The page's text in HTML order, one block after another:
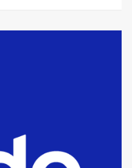
por
drogas en la